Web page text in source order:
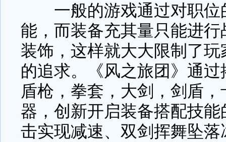
一般的游戏通过对职位
能，而装备充其量只能进
装饰，这样就大大限制了
的追求。《风之旅团》通
盾枪，拳套，大剑，剑盾
器，创新开启装备搭配技
击实现减速、双剑挥舞坠